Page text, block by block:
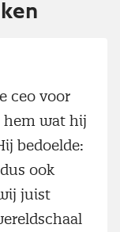
ceo voor
hem wat hij
bedoelde:
ook
juist